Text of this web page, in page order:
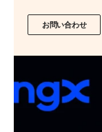
お問い合わせ